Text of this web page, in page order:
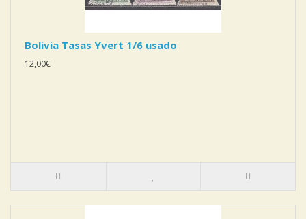
Bolivia Tasas Yvert 1/6 usado
12,00€